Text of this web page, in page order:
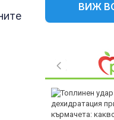
ВИЖ